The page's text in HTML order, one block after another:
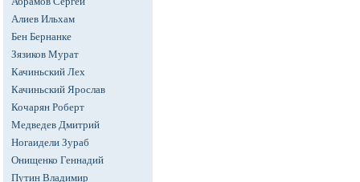
Алиев Ильхам
Бен Бернанке
Зязиков Мурат
Качиньский Лех
Качиньский Ярослав
Кочарян Роберт
Медведев Дмитрий
Ногаидели Зураб
Онищенко Геннадий
Путин Владимир